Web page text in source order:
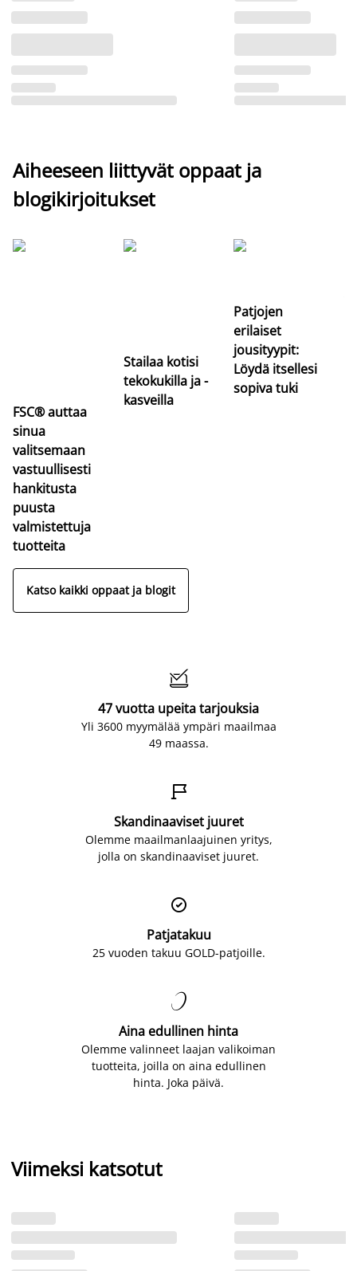
Aiheeseen liittyvät oppaat ja
blogikirjoitukset
FSC® auttaa
sinua
valitsemaan
vastuullisesti
hankitusta
puusta
valmistettuja
tuotteita
Stailaa kotisi
tekokukilla ja -
kasveilla
Patjojen
erilaiset
jousityypit:
Löydä itsellesi
sopiva tuki
Katso kaikki oppaat ja blogit

47 vuotta upeita tarjouksia
Yli 3600 myymälää ympäri maailmaa
49 maassa.

Skandinaaviset juuret
Olemme maailmanlaajuinen yritys,
jolla on skandinaaviset juuret.

Patjatakuu
25 vuoden takuu GOLD-patjoille.

Aina edullinen hinta
Olemme valinneet laajan valikoiman
tuotteita, joilla on aina edullinen
hinta. Joka päivä.
Viimeksi katsotut